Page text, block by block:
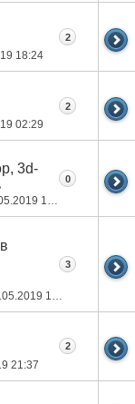
18:24
2
02:29
2
3d-
14:37
0
16:45
3
21:37
2